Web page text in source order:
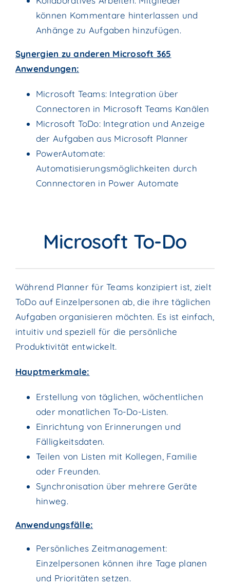
können Kommentare hinterlassen und
Anhänge zu Aufgaben hinzufügen.
Synergien zu anderen Microsoft 365
Anwendungen:
Microsoft Teams: Integration über
Connectoren in Microsoft Teams Kanälen
Microsoft ToDo: Integration und Anzeige
der Aufgaben aus Microsoft Planner
PowerAutomate:
Automatisierungsmöglichkeiten durch
Connnectoren in Power Automate
Microsoft To-Do
Während Planner für Teams konzipiert ist, zielt
ToDo auf Einzelpersonen ab, die ihre täglichen
Aufgaben organisieren möchten. Es ist einfach,
intuitiv und speziell für die persönliche
Produktivität entwickelt.
Hauptmerkmale:
Erstellung von täglichen, wöchentlichen
oder monatlichen To-Do-Listen.
Einrichtung von Erinnerungen und
Fälligkeitsdaten.
Teilen von Listen mit Kollegen, Familie
oder Freunden.
Synchronisation über mehrere Geräte
hinweg.
Anwendungsfälle:
Persönliches Zeitmanagement:
Einzelpersonen können ihre Tage planen
und Prioritäten setzen.